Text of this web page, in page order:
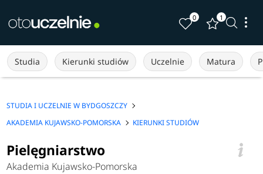
0 1
Studia Kierunki studiów Uczelnie Matura
STUDIA I UCZELNIE W BYDGOSZCZY
AKADEMIA KUJAWSKO-POMORSKA
KIERUNKI STUDIÓW
Pielęgniarstwo
Akademia Kujawsko-Pomorska